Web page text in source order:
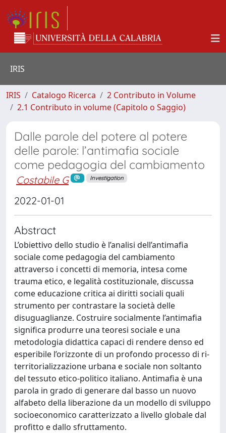
IRIS
IRIS Catalogo Ricerca
2 Contributo in Volume
2.1 Contributo in volume (Capitolo o Saggio)
Dalle parole del potere al potere
delle parole: l’antimafia sociale
come pedagogia del cambiamento
Costabile G Investigation
2022-01-01
Abstract
L’obiettivo dello studio è l’analisi dell’antimafia
sociale come pedagogia del cambiamento
attraverso i concetti di memoria, intesa come
trauma etico, e legalità costituzionale, discussa
come educazione critica ai diritti sociali quali
strumento per contrastare la società delle
disuguaglianze. Costruire socialmente l’antimafia
significa produrre una teoresi sociale e una
metodologia didattica capaci di rendere denso ed
esperibile l’orizzonte di un profondo processo di ri-
territorializzazione urbana e sociale non soltanto
del tessuto etico-politico italiano. Antimafia è una
parola in grado di generare dal basso un nuovo
alfabeto della liberazione da un modello di sviluppo
socioeconomico caratterizzato a livello globale dal
profitto e dallo sfruttamento.